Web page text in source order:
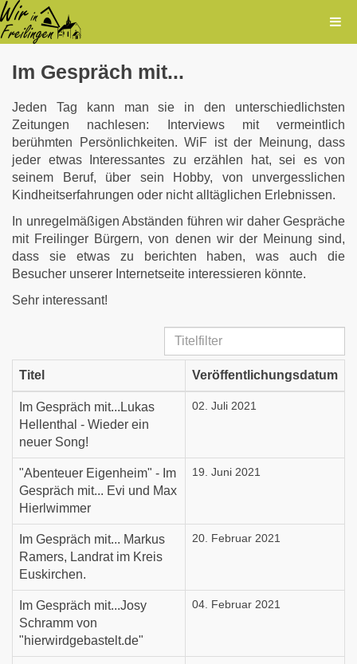
Im Gespräch mit...
Jeden Tag kann man sie in den unterschiedlichsten
Zeitungen nachlesen: Interviews mit vermeintlich
berühmten Persönlichkeiten. WiF ist der Meinung, dass
jeder etwas Interessantes zu erzählen hat, sei es von
seinem Beruf, über sein Hobby, von unvergesslichen
Kindheitserfahrungen oder nicht alltäglichen Erlebnissen.
In unregelmäßigen Abständen führen wir daher Gespräche
mit Freilinger Bürgern, von denen wir der Meinung sind,
dass sie etwas zu berichten haben, was auch die
Besucher unserer Internetseite interessieren könnte.
Sehr interessant!
Titelfilter
Titel Veröffentlichungsdatum
Im Gespräch mit...Lukas
Hellenthal - Wieder ein
neuer Song!
02. Juli 2021
"Abenteuer Eigenheim" - Im
Gespräch mit... Evi und Max
Hierlwimmer
19. Juni 2021
Im Gespräch mit... Markus
Ramers, Landrat im Kreis
Euskirchen.
20. Februar 2021
Im Gespräch mit...Josy
Schramm von
"hierwirdgebastelt.de"
04. Februar 2021